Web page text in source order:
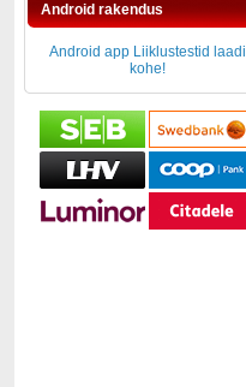
Android rakendus
Android app Liiklustestid laadi
kohe!